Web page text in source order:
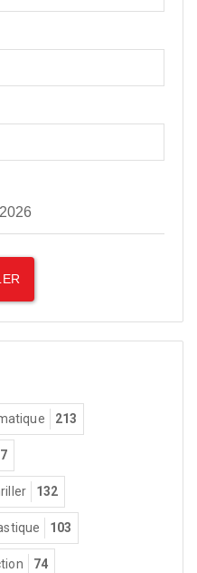
213
132
103
74